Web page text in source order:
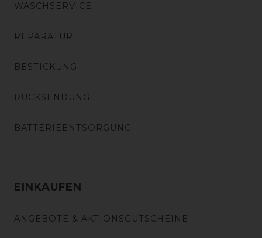
WASCHSERVICE
REPARATUR
BESTICKUNG
RÜCKSENDUNG
BATTERIEENTSORGUNG
EINKAUFEN
ANGEBOTE & AKTIONSGUTSCHEINE